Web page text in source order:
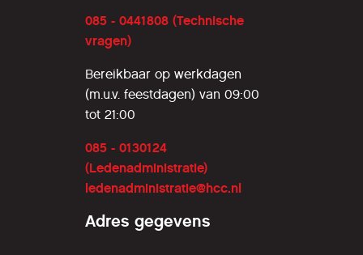
085 - 0441808 (Technische
vragen)
Bereikbaar op werkdagen
(m.u.v. feestdagen) van 09:00
tot 21:00
085 - 0130124
(Ledenadministratie)
ledenadministratie@hcc.nl
Adres gegevens